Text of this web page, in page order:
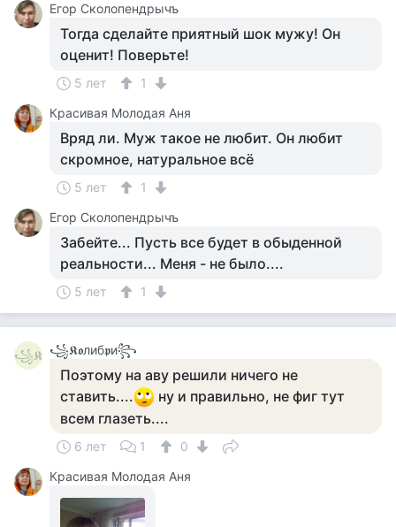
Егор Сколопендрычъ
Тогда сделайте приятный шок мужу! Он
оценит! Поверьте!
5 лет
1
Красивая Молодая Аня
Вряд ли. Муж такое не любит. Он любит
скромное, натуральное всё
5 лет
1
Егор Сколопендрычъ
Забейте... Пусть все будет в обыденной
реальности... Меня - не было....
5 лет 1
꧁𝕶 ꧁𝕶𝖔либ𝖕и꧂
Поэтому на аву решили ничего не
ставить....
ну и правильно, не фиг тут
всем глазеть....
6 лет 1
0
Красивая Молодая Аня